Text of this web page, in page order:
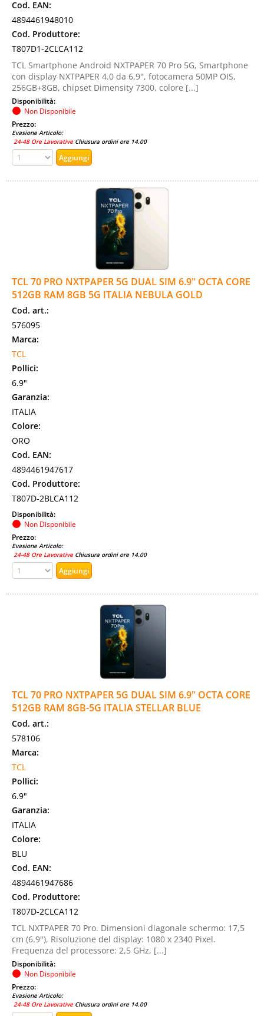
Cod. EAN:
4894461948010
Cod. Produttore:
T807D1-2CLCA112
TCL Smartphone Android NXTPAPER 70 Pro 5G, Smartphone
con display NXTPAPER 4.0 da 6,9", fotocamera 50MP OIS,
256GB+8GB, chipset Dimensity 7300, colore [...]
Disponibilità:
Non Disponibile
Prezzo:
Evasione Articolo:
24-48 Ore Lavorative Chiusura ordini ore 14.00
TCL 70 PRO NXTPAPER 5G DUAL SIM 6.9" OCTA CORE
512GB RAM 8GB 5G ITALIA NEBULA GOLD
Cod. art.:
576095
Marca:
TCL
Pollici:
6.9"
Garanzia:
ITALIA
Colore:
ORO
Cod. EAN:
4894461947617
Cod. Produttore:
T807D-2BLCA112
Disponibilità:
Non Disponibile
Prezzo:
Evasione Articolo:
24-48 Ore Lavorative Chiusura ordini ore 14.00
TCL 70 PRO NXTPAPER 5G DUAL SIM 6.9" OCTA CORE
512GB RAM 8GB-5G ITALIA STELLAR BLUE
Cod. art.:
578106
Marca:
TCL
Pollici:
6.9"
Garanzia:
ITALIA
Colore:
BLU
Cod. EAN:
4894461947686
Cod. Produttore:
T807D-2CLCA112
TCL NXTPAPER 70 Pro. Dimensioni diagonale schermo: 17,5
cm (6.9"), Risoluzione del display: 1080 x 2340 Pixel.
Frequenza del processore: 2,5 GHz, [...]
Disponibilità:
Non Disponibile
Prezzo:
Evasione Articolo:
24-48 Ore Lavorative Chiusura ordini ore 14.00